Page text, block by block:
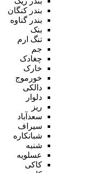
بندر کنگان
بندر گناوه
بنک
تنگ ارم
جم
چغادک
خارک
خورموج
دالکی
دلوار
ریز
سعدآباد
سیراف
شبانکاره
شنبه
عسلویه
کاکی